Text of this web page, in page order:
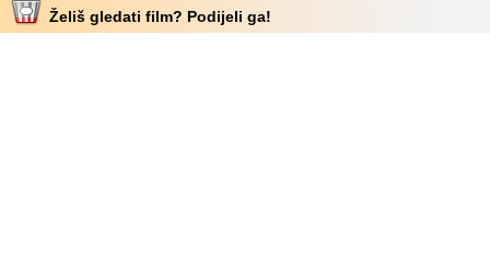
Želiš gledati film? Podijeli ga!